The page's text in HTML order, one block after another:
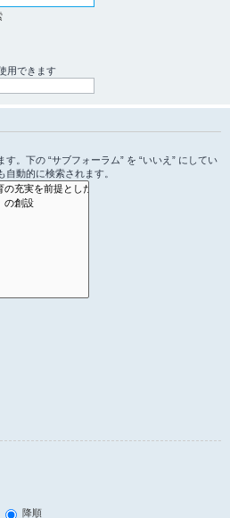
用できます
。下の “サブフォーラム” を “いいえ” にしてい
動的に検索されます。
降順